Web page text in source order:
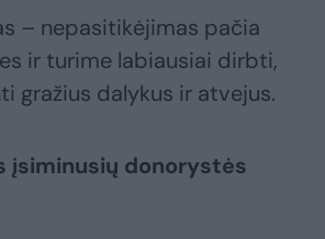
– nepasitikėjimas pačia
ir turime labiausiai dirbti,
gražius dalykus ir atvejus.
įsiminusių donorystės